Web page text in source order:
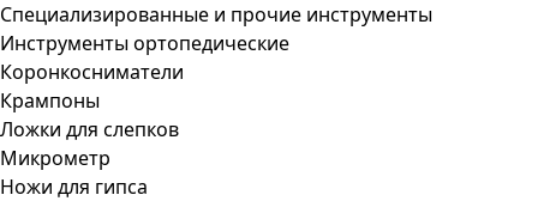
Специализированные и прочие инструменты
Инструменты ортопедические
Коронкосниматели
Крампоны
Ложки для слепков
Микрометр
Ножи для гипса